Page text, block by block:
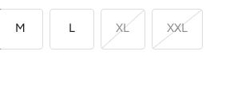
M L XL XXL